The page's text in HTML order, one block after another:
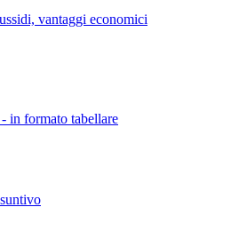
vantaggi economici
in formato tabellare